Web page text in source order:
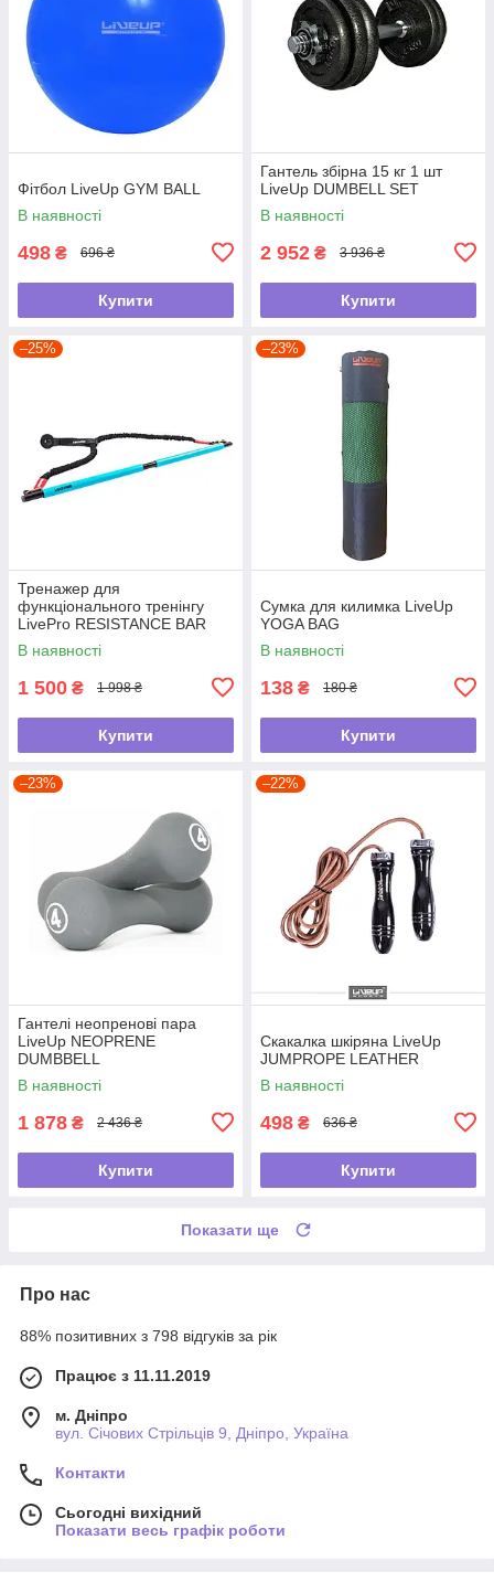
Фітбол LiveUp GYM BALL
В наявності
498 ₴ 696 ₴
Купити
Гантель збірна 15 кг 1 шт
LiveUp DUMBELL SET
В наявності
2 952 ₴ 3 936 ₴
Купити
–25%
Тренажер для
функціонального тренінгу
LivePro RESISTANCE BAR
SET
В наявності
1 500 ₴ 1 998 ₴
Купити
–23%
Сумка для килимка LiveUp
YOGA BAG
В наявності
138 ₴ 180 ₴
Купити
–23%
Гантелі неопренові пара
LiveUp NEOPRENE
DUMBBELL
В наявності
1 878 ₴ 2 436 ₴
Купити
–22%
Скакалка шкіряна LiveUp
JUMPROPE LEATHER
В наявності
498 ₴ 636 ₴
Купити
Показати ще
Про нас
88% позитивних з 798 відгуків за рік
Працює з 11.11.2019
м. Дніпро
вул. Січових Стрільців 9, Дніпро, Україна
Контакти
Сьогодні вихідний
Показати весь графік роботи